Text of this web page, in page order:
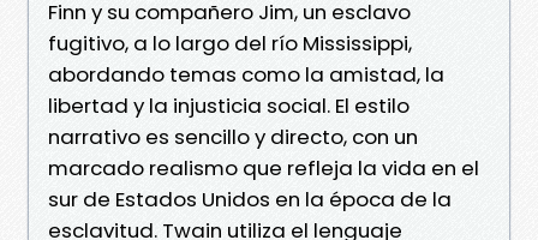
Finn y su compañero Jim, un esclavo
fugitivo, a lo largo del río Mississippi,
abordando temas como la amistad, la
libertad y la injusticia social. El estilo
narrativo es sencillo y directo, con un
marcado realismo que refleja la vida en el
sur de Estados Unidos en la época de la
esclavitud. Twain utiliza el lenguaje